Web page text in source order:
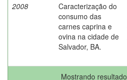
2008
Caracterização do
consumo das
carnes caprina e
ovina na cidade de
Salvador, BA.
Mostrando